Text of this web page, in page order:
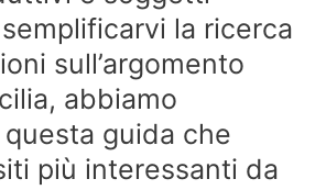
la ricerca
sull’argomento
abbiamo
guida che
più interessanti da